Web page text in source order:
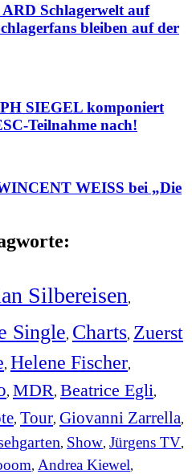
Schlagerwelt auf
bleiben auf der
SIEGEL komponiert
Teilnahme nach!
WEISS bei „Die
Silbereisen,
Single, Charts, Zuerst
, Helene Fischer,
, MDR, Beatrice Egli,
, Tour, Giovanni Zarrella,
, Show, Jürgens TV,
, Andrea Kiewel,